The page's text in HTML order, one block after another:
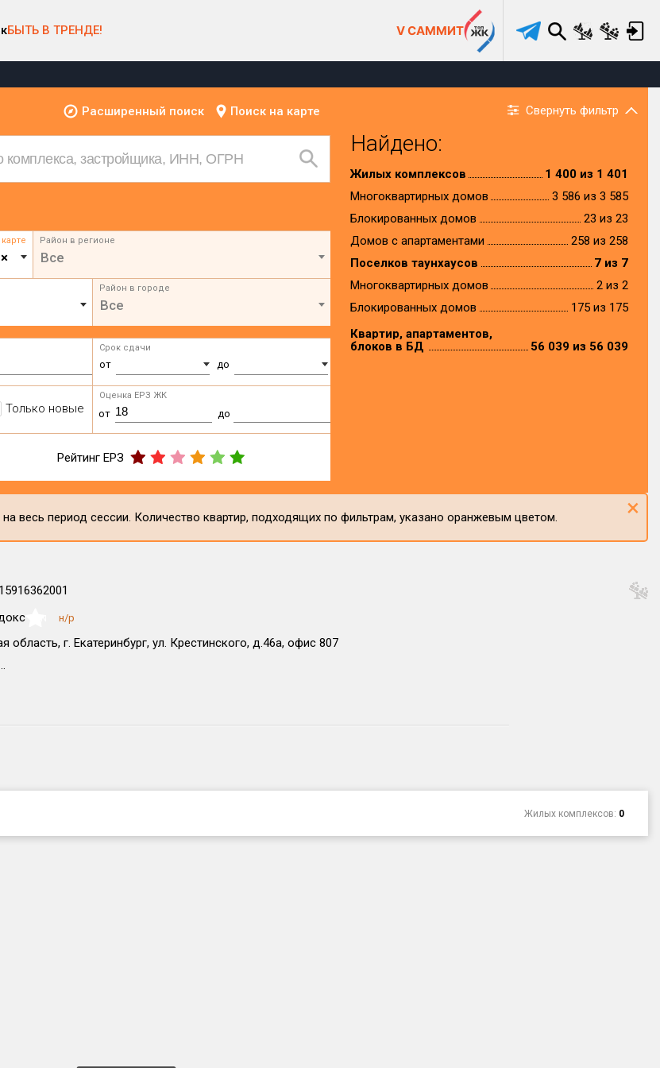
БЫТЬ В ТРЕНДЕ! V САММИТ
Расширенный поиск Поиск на карте Свернуть фильтр
карте
×
Район в регионе
Все
Район в городе
Все
Срок сдачи
от до
Только новые
Оценка ЕРЗ ЖК
от до
Рейтинг ЕРЗ
Найдено:
Жилых комплексов
1 400 из 1 401
Многоквартирных домов
3 586 из 3 585
Блокированных домов
23 из 23
Домов с апартаментами
258 из 258
Поселков таунхаусов
7 из 7
Многоквартирных домов
2 из 2
Блокированных домов
175 из 175
Квартир, апартаментов,
блоков в БД
56 039 из 56 039
весь период сессии. Количество квартир, подходящих по фильтрам, указано оранжевым цветом. ×
15916362001
н/р
область, г. Екатеринбург, ул. Крестинского, д.46а, офис 807
Жилых комплексов: 0